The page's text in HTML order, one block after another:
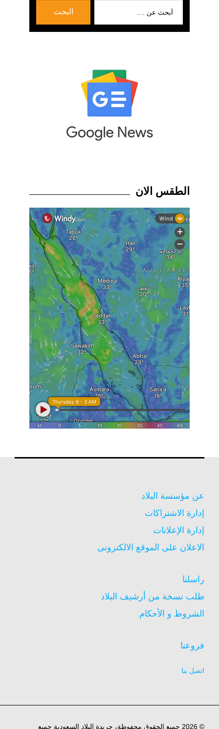
البحث
الطقس الان
عن مؤسسة البلاد
إدارة الاشتراكات
إدارة الإعلانات
الاعلان على الموقع الالكترونى
راسلنا
طلب نسخة من أرشيف البلاد
الشروط و الأحكام
فروعنا
اتصل بنا
© 2026 جميع الحقوق محفوظة، جريدة البلاد السعودية جميع